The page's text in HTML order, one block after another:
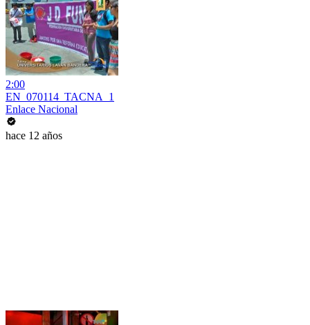
2:00
EN_070114_TACNA_1
Enlace Nacional
hace 12 años